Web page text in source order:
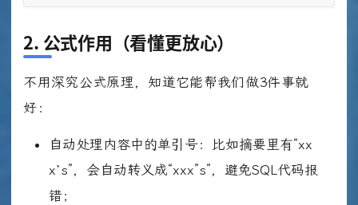
2. 公式作用（看懂更放心）
不用深究公式原理，知道它能帮我们做3件事就
好：
自动处理内容中的单引号：比如摘要里有“xx
x’s”，会自动转义成“xxx”s”，避免SQL代码报
错；